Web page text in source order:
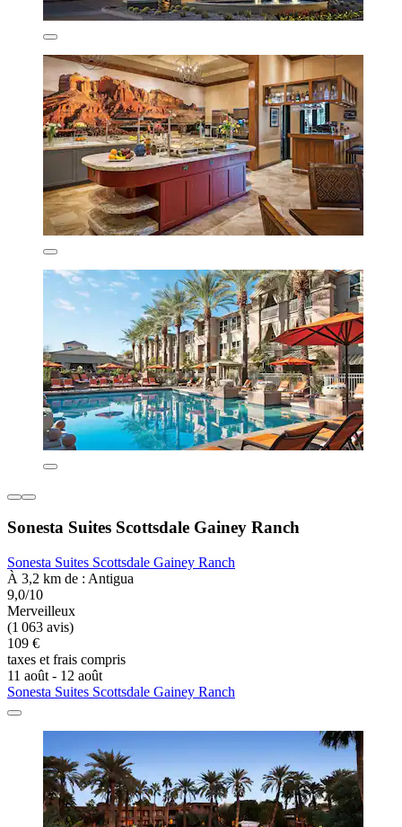
Sonesta Suites Scottsdale Gainey Ranch
Sonesta Suites Scottsdale Gainey Ranch
À 3,2 km de : Antigua
9,0/10
Merveilleux
(1 063 avis)
109 €
taxes et frais compris
11 août - 12 août
Sonesta Suites Scottsdale Gainey Ranch